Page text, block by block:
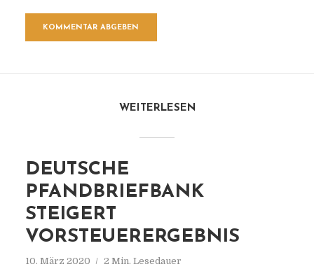
WEITERLESEN
DEUTSCHE
PFANDBRIEFBANK
STEIGERT
VORSTEUERERGEBNIS
10. März 2020 2 Min. Lesedauer